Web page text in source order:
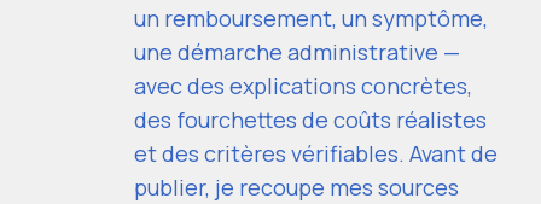
un remboursement, un symptôme,
une démarche administrative —
avec des explications concrètes,
des fourchettes de coûts réalistes
et des critères vérifiables. Avant de
publier, je recoupe mes sources